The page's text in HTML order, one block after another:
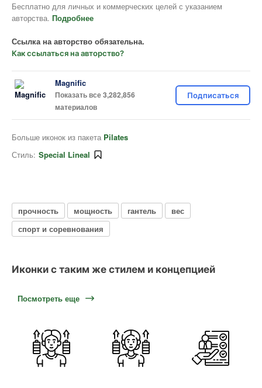
Бесплатно для личных и коммерческих целей с указанием
авторства. Подробнее
Ссылка на авторство обязательна.
Как ссылаться на авторство?
Magnific
Показать все 3,282,856
материалов
Подписаться
Больше иконок из пакета Pilates
Стиль: Special Lineal
прочность мощность гантель
вес
спорт и соревнования
Иконки с таким же стилем и концепцией
Посмотреть еще